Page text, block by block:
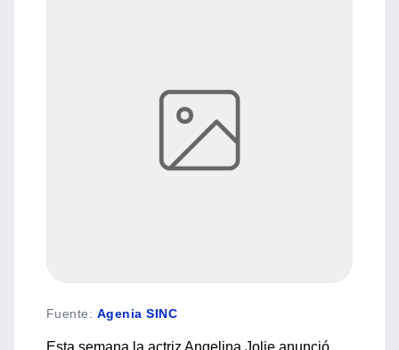
Fuente: Agenia SINC
Esta semana la actriz Angelina Jolie anunció